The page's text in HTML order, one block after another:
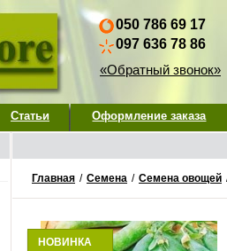
050 786 69 17
097 636 78 86
«Обратный звонок»
Статьи Оформление заказа
Главная / Семена / Семена овощей
НОВИНКА